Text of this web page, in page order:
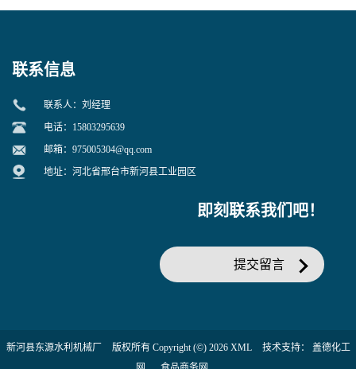
联系信息
联系人：刘经理
电话：15803295639
邮箱： 975005304@qq.com
地址：河北省邢台市新河县工业园区
即刻联系我们吧！
提交留言
新河县东源水利机械厂 版权所有 Copyright (©) 2026 XML 技术支持： 盖德化工